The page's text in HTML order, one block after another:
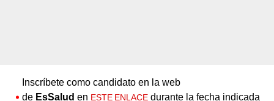
Inscríbete como candidato en la web
de EsSalud en ESTE ENLACE durante la fecha indicada